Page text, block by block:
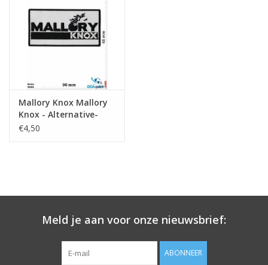
Sleutelhanger
Mallory Knox Mallory
Knox - Alternative-
Rock-Post-Hardcore-
€4,50
Meld je aan voor onze nieuwsbrief:
ABONNEER